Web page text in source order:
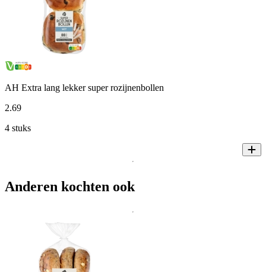
AH Extra lang lekker super rozijnenbollen
2.69
4 stuks
Anderen kochten ook